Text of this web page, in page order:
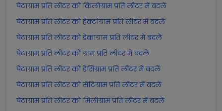
पेटाग्राम प्रति लीटर को किलोग्राम प्रति लीटर में बदलें
पेटाग्राम प्रति लीटर को हेक्टोग्राम प्रति लीटर में बदलें
पेटाग्राम प्रति लीटर को डेकाग्राम प्रति लीटर में बदलें
पेटाग्राम प्रति लीटर को ग्राम प्रति लीटर में बदलें
पेटाग्राम प्रति लीटर को डेसिग्राम प्रति लीटर में बदलें
पेटाग्राम प्रति लीटर को सेंटिग्राम प्रति लीटर में बदलें
पेटाग्राम प्रति लीटर को मिलीग्राम प्रति लीटर में बदलें